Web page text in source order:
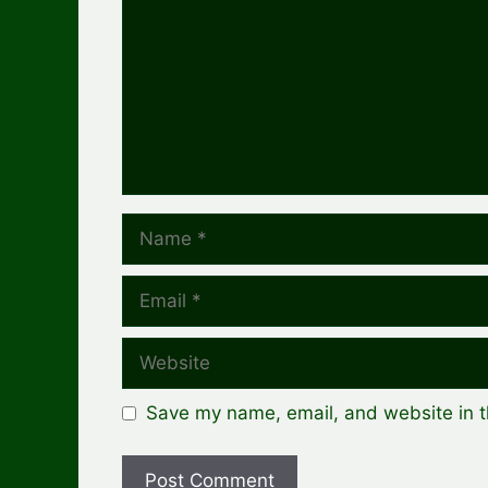
Name
Email
Website
Save my name, email, and website in